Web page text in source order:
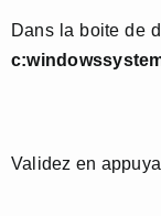
Dans la boite de
Validez en